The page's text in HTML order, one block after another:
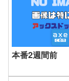
本番2週間前